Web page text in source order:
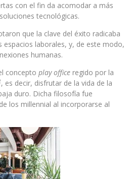
con el fin da acomodar a más
tecnológicas.
que la clave del éxito radicaba
espacios laborales, y, de este modo,
humanas.
concepto play office regido por la
, es decir, disfrutar de la vida de la
duro. Dicha filosofía fue
los millennial al incorporarse al